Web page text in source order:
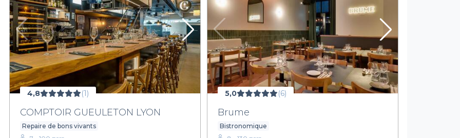
Lyon, avec sa culture gastronomique et son savoir-vivre, constitue le cadre parfait pour un repas d’équipe
de la ville sur Privateaser. Profitez de la diversité culinaire et des espaces conviviaux disponibles afin de faire de votre
notre plateforme pour réserver votre table et préparer les fondations d’un
4,8 (1)
COMPTOIR GUEULETON LYON
Repaire de bons vivants
5,0 (6)
Brume
Bistronomique